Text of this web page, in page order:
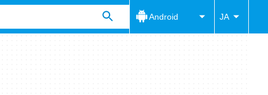
Android JA